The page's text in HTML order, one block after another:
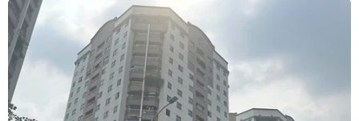
#Giày dép trẻ em #Đôi dép
#Ma túy tổng hợp
#Ma túy đá
#Công an tỉnh Thừa Thiên-Huế
#Thuốc lắc
#Cửa khẩu Móng Cái
#Con nghiện TP. Huế